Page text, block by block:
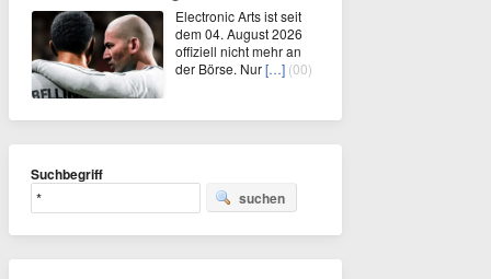
Electronic Arts ist seit
dem 04. August 2026
offiziell nicht mehr an
der Börse. Nur[…] (00)
Suchbegriff
suchen